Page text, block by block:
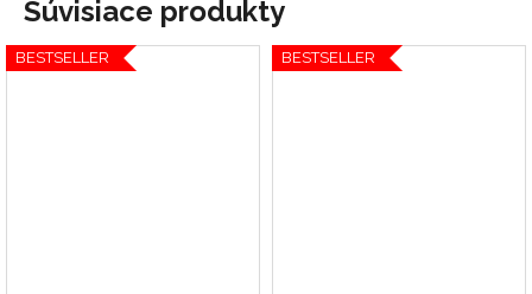
Súvisiace produkty
BESTSELLER BESTSELLER